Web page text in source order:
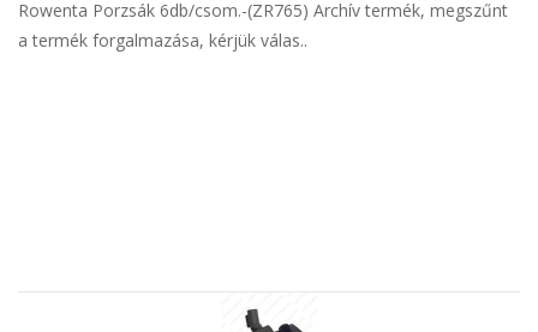
Rowenta Porzsák 6db/csom.-(ZR765) Archív termék, megszűnt
a termék forgalmazása, kérjük válas..